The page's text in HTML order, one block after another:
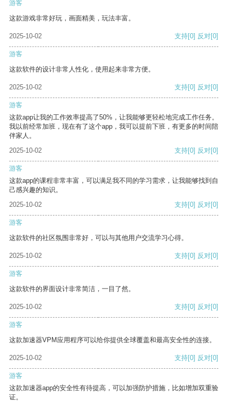
游客
这款游戏非常好玩，画面精美，玩法丰富。
2025-10-02 支持[0] 反对[0]
游客
这款软件的设计非常人性化，使用起来非常方便。
2025-10-02 支持[0] 反对[0]
游客
这款app让我的工作效率提高了50%，让我能够更轻松地完成工作任务。
我以前经常加班，现在有了这个app，我可以提前下班，有更多的时间陪
伴家人。
2025-10-02
支持[0] 反对[0]
游客
这款app的课程非常丰富，可以满足我不同的学习需求，让我能够找到自
己感兴趣的知识。
2025-10-02
支持[0] 反对[0]
游客
这款软件的社区氛围非常好，可以与其他用户交流学习心得。
2025-10-02 支持[0] 反对[0]
游客
这款软件的界面设计非常简洁，一目了然。
2025-10-02 支持[0] 反对[0]
游客
这款加速器VPM应用程序可以给你提供全球覆盖和最高安全性的连接。
2025-10-02 支持[0] 反对[0]
游客
这款加速器app的安全性有待提高，可以加强防护措施，比如增加双重验
证。